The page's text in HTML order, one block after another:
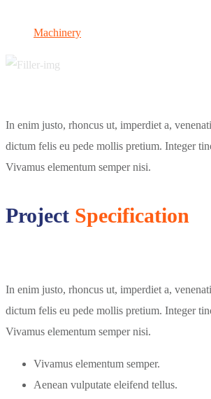
Machinery
In enim justo, rhoncus ut, imperdiet a,
dictum felis eu pede mollis pretium. Integer
Vivamus elementum semper nisi.
Project Specification
In enim justo, rhoncus ut, imperdiet a,
dictum felis eu pede mollis pretium. Integer
Vivamus elementum semper nisi.
Vivamus elementum semper.
Aenean vulputate eleifend tellus.